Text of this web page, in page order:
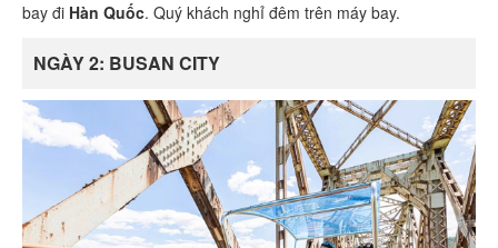
bay đi Hàn Quốc. Quý khách nghỉ đêm trên máy bay.
NGÀY 2: BUSAN CITY